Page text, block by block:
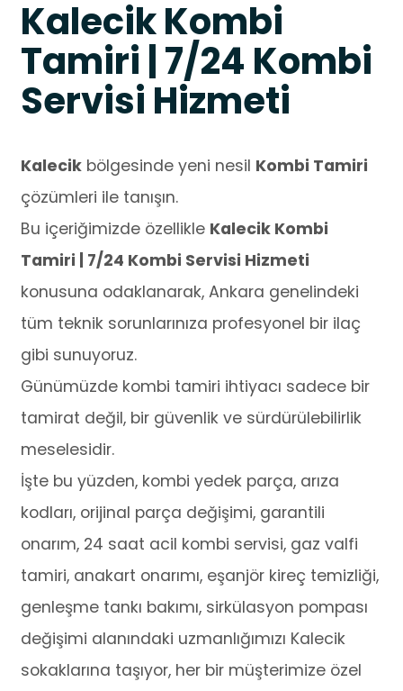
Kalecik Kombi
Tamiri | 7/24 Kombi
Servisi Hizmeti
Kalecik bölgesinde yeni nesil Kombi Tamiri
çözümleri ile tanışın.
Bu içeriğimizde özellikle Kalecik Kombi
Tamiri | 7/24 Kombi Servisi Hizmeti
konusuna odaklanarak, Ankara genelindeki
tüm teknik sorunlarınıza profesyonel bir ilaç
gibi sunuyoruz.
Günümüzde kombi tamiri ihtiyacı sadece bir
tamirat değil, bir güvenlik ve sürdürülebilirlik
meselesidir.
İşte bu yüzden, kombi yedek parça, arıza
kodları, orijinal parça değişimi, garantili
onarım, 24 saat acil kombi servisi, gaz valfi
tamiri, anakart onarımı, eşanjör kireç temizliği,
genleşme tankı bakımı, sirkülasyon pompası
değişimi alanındaki uzmanlığımızı Kalecik
sokaklarına taşıyor, her bir müşterimize özel